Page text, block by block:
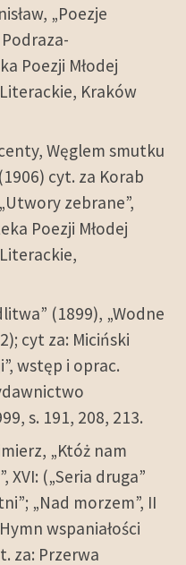
„Poezje
Poezji Młodej
Kraków
Węglem smutku
cyt. za Korab
zebrane”,
Poezji Młodej
(1899), „Wodne
cyt za: Miciński
wstęp i oprac.
s. 191, 208, 213.
„Któż nam
XVI: („Seria druga”
„Nad morzem”, II
wspaniałości
za: Przerwa